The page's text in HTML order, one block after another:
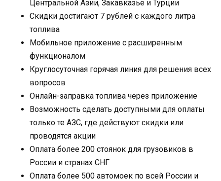
Центральной Азии, Закавказье и Турции
Скидки достигают 7 рублей с каждого литра
топлива
Мобильное приложение с расширенным
функционалом
Круглосуточная горячая линия для решения всех
вопросов
Онлайн-заправка топлива через приложение
Возможность сделать доступными для оплаты
только те АЗС, где действуют скидки или
проводятся акции
Оплата более 200 стоянок для грузовиков в
России и странах СНГ
Оплата более 500 автомоек по всей России и